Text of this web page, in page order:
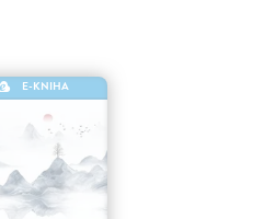
E-KNIHA